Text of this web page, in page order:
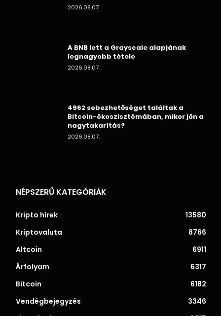
2026.08.07.
A BNB lett a Grayscale alapjának
legnagyobb tétele
2026.08.07.
4962 sebezhetőséget találtak a
Bitcoin-ökoszisztémában, mikor jön a
nagytakarítás?
2026.08.07.
NÉPSZERŰ KATEGÓRIÁK
Kripto hírek
13580
Kriptovaluta
8766
Altcoin
6911
Árfolyam
6317
Bitcoin
6182
Vendégbejegyzés
3346